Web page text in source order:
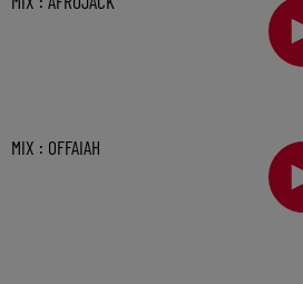
MIX : OFFAIAH